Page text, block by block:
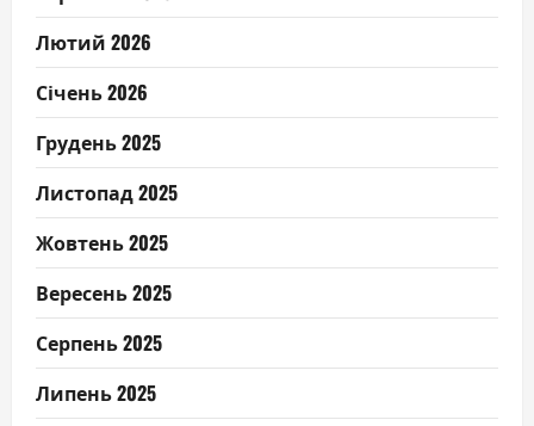
Лютий 2026
Січень 2026
Грудень 2025
Листопад 2025
Жовтень 2025
Вересень 2025
Серпень 2025
Липень 2025